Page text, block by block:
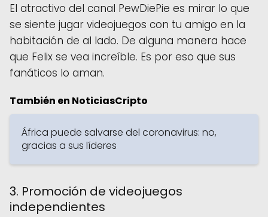
El atractivo del canal PewDiePie es mirar lo que
se siente jugar videojuegos con tu amigo en la
habitación de al lado. De alguna manera hace
que Felix se vea increíble. Es por eso que sus
fanáticos lo aman.
También en NoticiasCripto
África puede salvarse del coronavirus: no,
gracias a sus líderes
3. Promoción de videojuegos
independientes